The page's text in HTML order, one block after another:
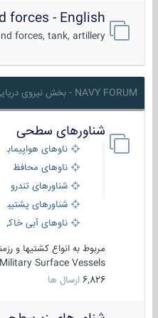
forces - English
forces, tank, artillery ...
NAVY FORUM - بخش نیروی دریایی
شناورهای سطحی
ناوهای هواپیمابر و
ناوهای محافظ
شناورهای تندرو
شناورهای پشتیبانی
ناوهای آبی خاکی و
مربوط به انواع کشتیها و
Military Surface Vessels
6,826 ارسال ها